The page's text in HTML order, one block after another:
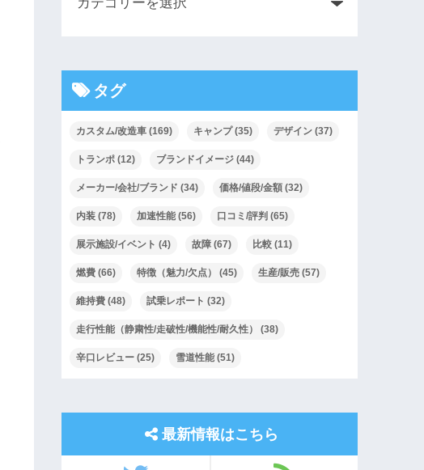
タグ
カスタム/改造車 (169) キャンプ(35) デザイン (37)
トランポ (12) ブランドイメージ (44)
メーカー/会社/ブランド (34) 価格/値段/金額 (32)
内装 (78) 加速性能 (56) 口コミ/評判 (65)
展示施設/イベント (4) 故障 (67) 比較 (11)
燃費 (66) 特徴（魅力/欠点） (45) 生産/販売 (57)
維持費 (48) 試乗レポート (32)
走行性能（静粛性/走破性/機能性/耐久性） (38)
辛口レビュー (25) 雪道性能 (51)
最新情報はこちら